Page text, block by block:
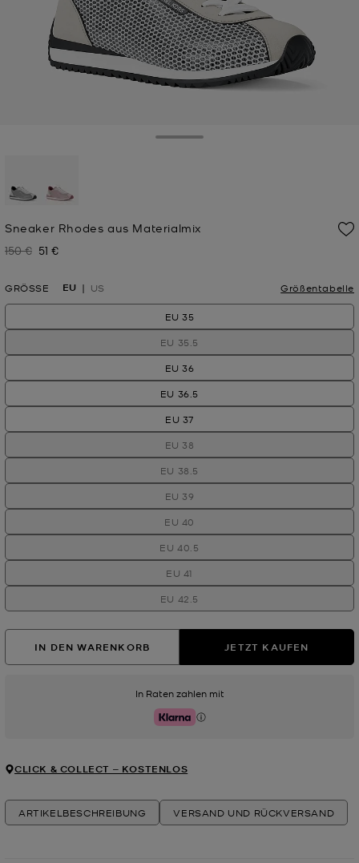
Sneaker Rhodes aus Materialmix
Zuvor
150 € Jetzt
51 €
GRÖSSE EU US Größentabelle
EU 35
EU 35.5
EU 36
EU 36.5
EU 37
EU 38
EU 38.5
EU 39
EU 40
EU 40.5
EU 41
EU 42.5
IN DEN WARENKORB JETZT KAUFEN
In Raten zahlen mit
Klarna
CLICK & COLLECT ‒ KOSTENLOS
ARTIKELBESCHREIBUNG VERSAND UND RÜCKVERSAND